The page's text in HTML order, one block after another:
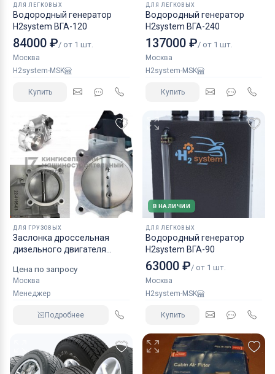
ДЛЯ ЛЕГКОВЫХ
Водородный генератор
H2system ВГА-120
84000 ₽/ от 1 шт.
Москва
H2system-MSK
Купить
ДЛЯ ЛЕГКОВЫХ
Водородный генератор
H2system ВГА-240
137000 ₽/ от 1 шт.
Москва
H2system-MSK
Купить
ДЛЯ ГРУЗОВЫХ
Заслонка дроссельная
дизельного двигателя
Цена по запросу
Москва
Менеджер
Подробнее
В НАЛИЧИИ
ДЛЯ ЛЕГКОВЫХ
Водородный генератор
H2system ВГА-90
63000 ₽/ от 1 шт.
Москва
H2system-MSK
Купить